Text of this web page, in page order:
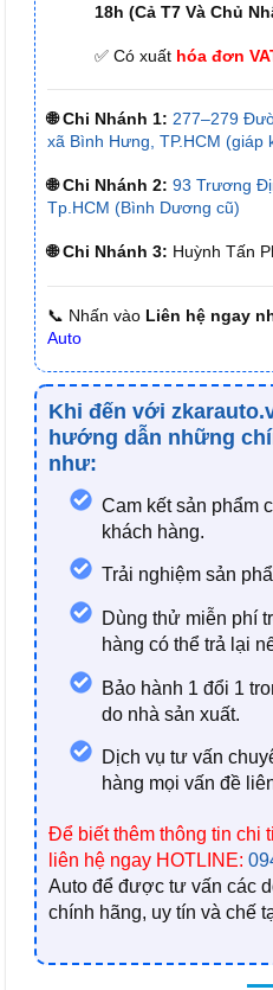
18h (Cả T7 Và Chủ
✅ Có xuất hóa đơn
🌐 Chi Nhánh 1: 277–279
xã Bình Hưng, TP.HCM (giáp
🌐 Chi Nhánh 2: 93 Trương
Tp.HCM (Bình Dương cũ)
🌐 Chi Nhánh 3: Huỳnh Tấn
📞 Nhấn vào Liên hệ ngay
Auto
Khi đến với
hướng dẫn những
như:
Cam kết sản phẩm
khách hàng.
Trải nghiệm sản
Dùng thử miễn phí
hàng có thể trả lại
Bảo hành 1 đổi 1
do nhà sản xuất.
Dịch vụ tư vấn
hàng mọi vấn đề
Để biết thêm thông tin chi
liên hệ ngay HOTLINE:
Auto để được tư vấn các
chính hãng, uy tín và chế